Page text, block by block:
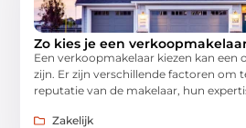
Zo kies je een
Een verkoopmakelaar kiezen kan
zijn. Er zijn verschillende factoren om
reputatie van de makelaar, hun
Zakelijk